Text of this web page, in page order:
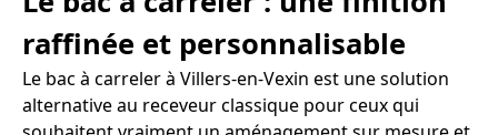
raffinée et personnalisable
Le bac à carreler à Villers-en-Vexin est une solution
alternative au receveur classique pour ceux qui